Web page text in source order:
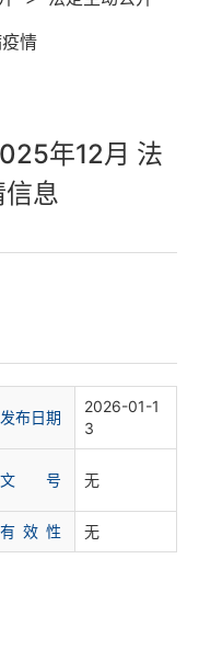
情
年12月 法
息
发布日期
2026-01-1
3
文 号 无
有 效 性 无